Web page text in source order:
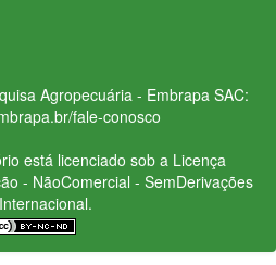
Agropecuária - Embrapa SAC:
fale-conosco
está licenciado sob a Licença
- NãoComercial - SemDerivações